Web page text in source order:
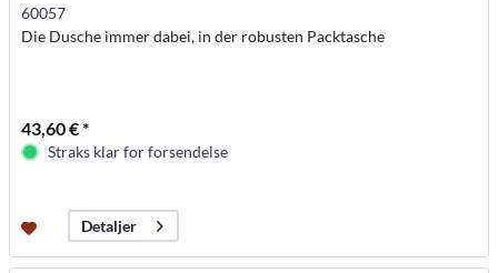
60057
Die Dusche immer dabei, in der robusten Packtasche
43,60 € *
Straks klar for forsendelse
Detaljer